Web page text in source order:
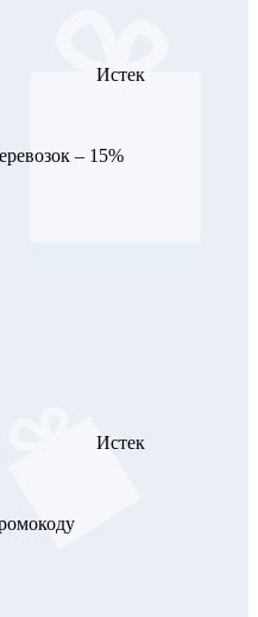
Истек
– 15%
Истек